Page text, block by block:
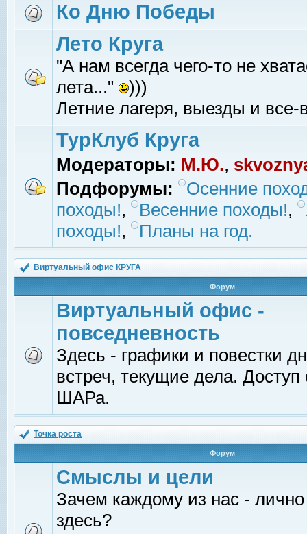
Ко Дню Победы
Лето Круга
"А нам всегда чего-то не
лета..."
)))
Летние лагеря, выезды и все-
ТурКлуб Круга
Модераторы: М.Ю.,
Подфорумы:
Осенние
походы!, Весенние походы!,
походы!, Планы на год.
Виртуальный офис КРУГА
Форум
Виртуальный офис -
повседневность
Здесь - графики и повестки
встреч, текущие дела.
ШАРа.
Точка роста
Форум
Смыслы и цели
Зачем каждому из нас -
здесь?